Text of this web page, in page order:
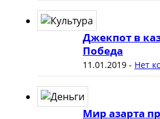
Джекпот в
Победа
11.01.2019- Нет
Мир азарта